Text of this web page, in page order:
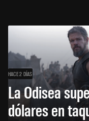
HACE 2 DÍAS
La Odisea
dólares en